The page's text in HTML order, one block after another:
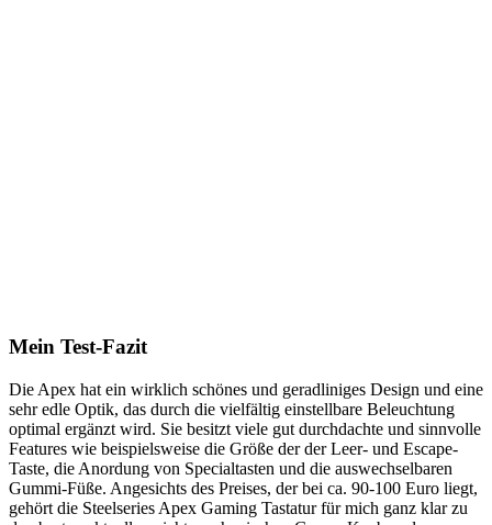
Mein Test-Fazit
Die Apex hat ein wirklich schönes und geradliniges Design und eine
sehr edle Optik, das durch die vielfältig einstellbare Beleuchtung
optimal ergänzt wird. Sie besitzt viele gut durchdachte und sinnvolle
Features wie beispielsweise die Größe der der Leer- und Escape-
Taste, die Anordung von Specialtasten und die auswechselbaren
Gummi-Füße. Angesichts des Preises, der bei ca. 90-100 Euro liegt,
gehört die Steelseries Apex Gaming Tastatur für mich ganz klar zu